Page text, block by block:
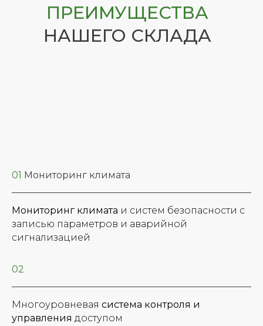
ПРЕИМУЩЕСТВА
НАШЕГО СКЛАДА
01 Мониторинг климата
Мониторинг климата и систем безопасности с
записью параметров и аварийной
сигнализацией
02
Многоуровневая система контроля и
управления доступом